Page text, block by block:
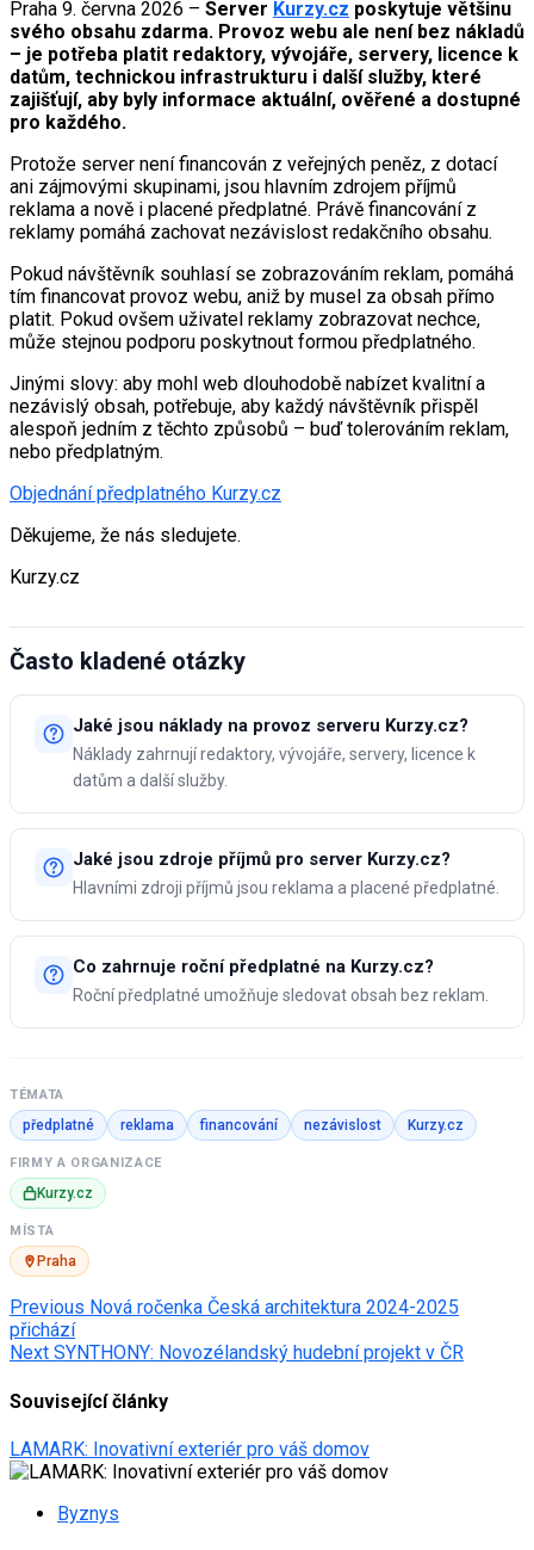
Praha 9. června 2026 – Server Kurzy.cz poskytuje většinu
svého obsahu zdarma. Provoz webu ale není bez nákladů
– je potřeba platit redaktory, vývojáře, servery, licence k
datům, technickou infrastrukturu i další služby, které
zajišťují, aby byly informace aktuální, ověřené a dostupné
pro každého.
Protože server není financován z veřejných peněz, z dotací
ani zájmovými skupinami, jsou hlavním zdrojem příjmů
reklama a nově i placené předplatné. Právě financování z
reklamy pomáhá zachovat nezávislost redakčního obsahu.
Pokud návštěvník souhlasí se zobrazováním reklam, pomáhá
tím financovat provoz webu, aniž by musel za obsah přímo
platit. Pokud ovšem uživatel reklamy zobrazovat nechce,
může stejnou podporu poskytnout formou předplatného.
Jinými slovy: aby mohl web dlouhodobě nabízet kvalitní a
nezávislý obsah, potřebuje, aby každý návštěvník přispěl
alespoň jedním z těchto způsobů – buď tolerováním reklam,
nebo předplatným.
Objednání předplatného Kurzy.cz
Děkujeme, že nás sledujete.
Kurzy.cz
Často kladené otázky
Jaké jsou náklady na provoz serveru Kurzy.cz?
Náklady zahrnují redaktory, vývojáře, servery, licence k
datům a další služby.
Jaké jsou zdroje příjmů pro server Kurzy.cz?
Hlavními zdroji příjmů jsou reklama a placené předplatné.
Co zahrnuje roční předplatné na Kurzy.cz?
Roční předplatné umožňuje sledovat obsah bez reklam.
TÉMATA
předplatné reklama financování nezávislost Kurzy.cz
FIRMY A ORGANIZACE
Kurzy.cz
MÍSTA
Praha
Post
navigation
Previous Nová ročenka Česká architektura 2024-2025
přichází
Next SYNTHONY: Novozélandský hudební projekt v ČR
Související články
LAMARK: Inovativní exteriér pro váš domov
Byznys